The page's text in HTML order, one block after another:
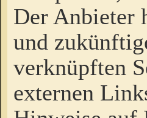
Der Anbieter
und
verknüpften
externen